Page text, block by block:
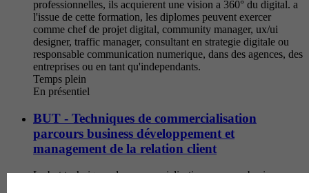
professionnelles, ils acquierent une vision a 360° du digital. a
l'issue de cette formation, les diplomes peuvent exercer
comme chef de projet digital, community manager, ux/ui
designer, traffic manager, consultant en strategie digitale ou
responsable communication numerique, dans des agences, des
entreprises ou en tant qu'independants.
Temps plein
En présentiel
BUT - Techniques de commercialisation
parcours business développement et
management de la relation client
Le but techniques de commercialisation parcours business